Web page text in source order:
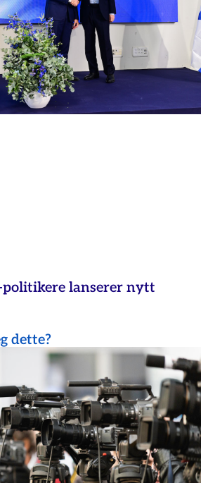
lanserer nytt
dette?